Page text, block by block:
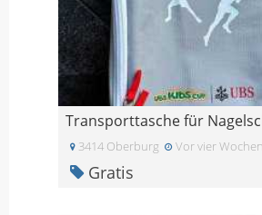
Transporttasche für
3414 Oberburg Vor vier Wochen
Gratis